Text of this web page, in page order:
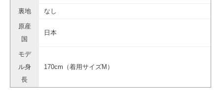
裏地 なし
原産
国
日本
モデ
ル身
長
170cm（着用サイズM）